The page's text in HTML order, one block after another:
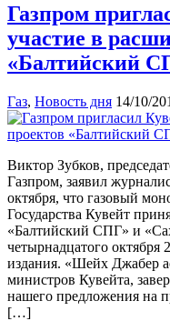
Газпром
участие в
«Балтийский
Газ, Новость дня 14/10/
Виктор Зубков,
Газпром, заявил
октября, что газовый
Государства Кувейт
«Балтийский СПГ» и
четырнадцатого
издания. «Шейх Джабер
министров Кувейта,
нашего предложения на
[…]